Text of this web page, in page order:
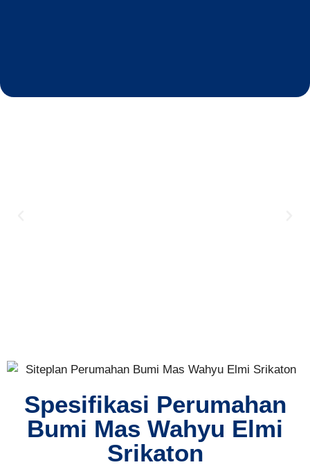
Spesifikasi Perumahan
Bumi Mas Wahyu Elmi
Srikaton